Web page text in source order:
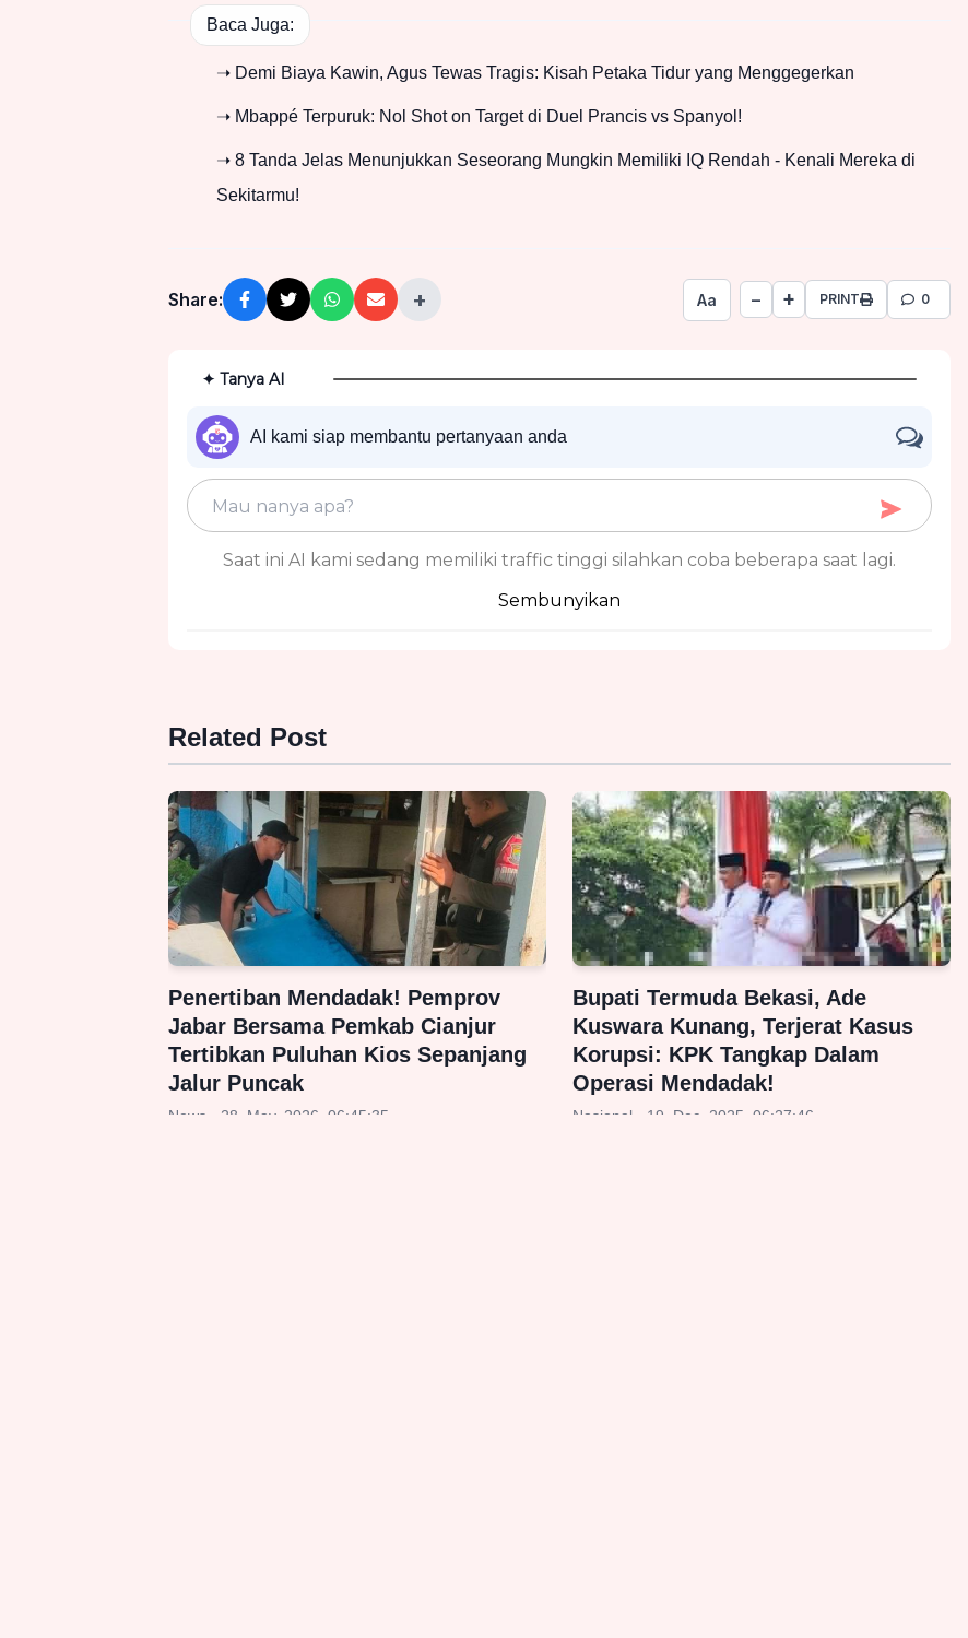
Baca Juga:
➝ Demi Biaya Kawin, Agus Tewas Tragis: Kisah Petaka Tidur yang Menggegerkan
➝ Mbappé Terpuruk: Nol Shot on Target di Duel Prancis vs Spanyol!
➝ 8 Tanda Jelas Menunjukkan Seseorang Mungkin Memiliki IQ Rendah - Kenali Mereka di
Sekitarmu!
Share: + Aa − + PRINT 0
✦ Tanya AI
AI kami siap membantu pertanyaan anda
Saat ini AI kami sedang memiliki traffic tinggi silahkan coba beberapa saat lagi.
Sembunyikan
Related Post
Penertiban Mendadak! Pemprov
Jabar Bersama Pemkab Cianjur
Tertibkan Puluhan Kios Sepanjang
Jalur Puncak
News - 28, May, 2026, 06:45:35
Bupati Termuda Bekasi, Ade
Kuswara Kunang, Terjerat Kasus
Korupsi: KPK Tangkap Dalam
Operasi Mendadak!
Nasional - 19, Dec, 2025, 06:27:46